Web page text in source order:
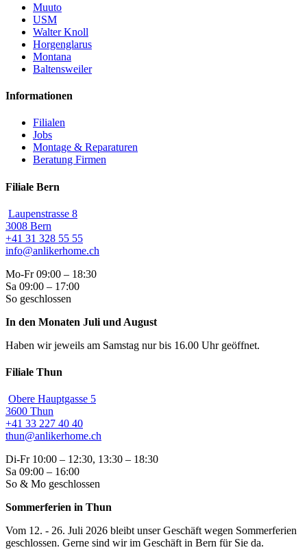
Muuto
USM
Walter Knoll
Horgenglarus
Montana
Baltensweiler
Informationen
Filialen
Jobs
Montage & Reparaturen
Beratung Firmen
Filiale Bern
Laupenstrasse 8
3008 Bern
+41 31 328 55 55
info@anlikerhome.ch
Mo-Fr 09:00 – 18:30
Sa 09:00 – 17:00
So geschlossen
In den Monaten Juli und August
Haben wir jeweils am Samstag nur bis 16.00 Uhr geöffnet.
Filiale Thun
Obere Hauptgasse 5
3600 Thun
+41 33 227 40 40
thun@anlikerhome.ch
Di-Fr 10:00 – 12:30, 13:30 – 18:30
Sa 09:00 – 16:00
So & Mo geschlossen
Sommerferien in Thun
Vom 12. - 26. Juli 2026 bleibt unser Geschäft wegen Sommerferien
geschlossen. Gerne sind wir im Geschäft in Bern für Sie da.